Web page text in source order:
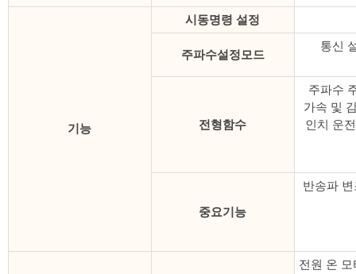
기능
시동명령 설정
주파수설정모드
통신
전형함수
주파수
가속 및
인치 운
중요기능
반송파
전원 온